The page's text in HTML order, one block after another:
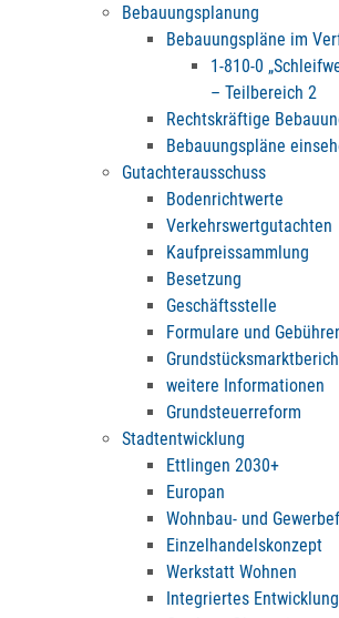
Bebauungsplanung
Bebauungspläne im
1-810-0
– Teilbereich 2
Rechtskräftige
Bebauungspläne
Gutachterausschuss
Bodenrichtwerte
Verkehrswertgutachten
Kaufpreissammlung
Besetzung
Geschäftsstelle
Formulare und
weitere Informationen
Grundsteuerreform
Stadtentwicklung
Ettlingen 2030+
Europan
Wohnbau- und
Einzelhandelskonzept
Werkstatt Wohnen
Integriertes